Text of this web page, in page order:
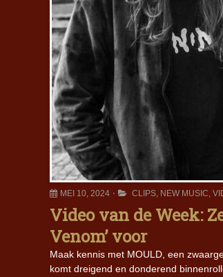
MEI 10, 2024 CLIPS, NEW MUSIC,
Video van de Week:
Venom’ voor
Maak kennis met MOULD, een
komt dreigend en donderend